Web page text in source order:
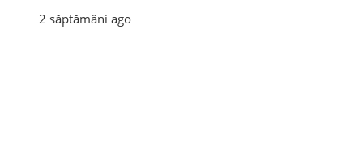
2 săptămâni ago